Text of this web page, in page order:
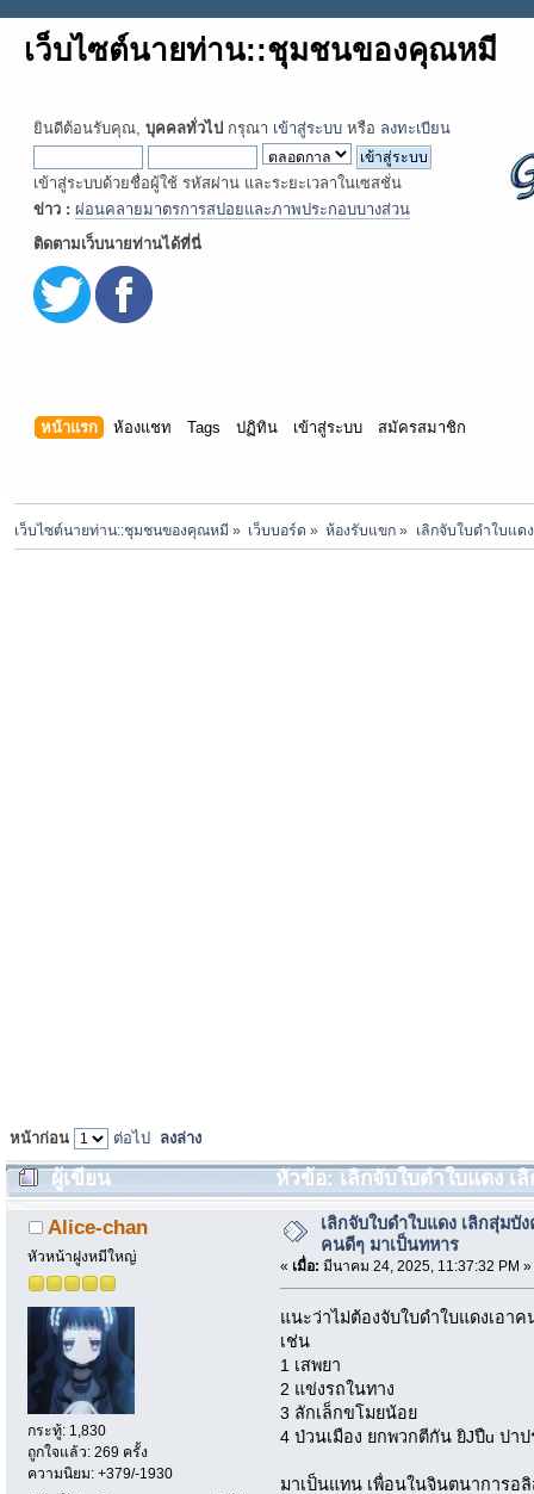
เว็บไซต์นายท่าน::ชุมชนของคุณหมี
ยินดีต้อนรับคุณ, บุคคลทั่วไป กรุณา เข้าสู่ระบบ หรือ ลงทะเบียน
เข้าสู่ระบบด้วยชื่อผู้ใช้ รหัสผ่าน และระยะเวลาในเซสชั่น
ข่าว : ผ่อนคลายมาตรการสปอยและภาพประกอบบางส่วน
ติดตามเว็บนายท่านได้ที่นี่
หน้าแรก ห้องแชท Tags ปฏิทิน เข้าสู่ระบบ สมัครสมาชิก
เว็บไซต์นายท่าน::ชุมชนของคุณหมี » เว็บบอร์ด » ห้องรับแขก » เลิกจับใบดำใบแด
หน้าก่อน ต่อไป ลงล่าง
ผู้เขียน
หัวข้อ: เลิกจับใบดำใบแดง เ
1932 ครั้ง)
Alice-chan
หัวหน้าฝูงหมีใหญ่
กระทู้: 1,830
ถูกใจแล้ว: 269 ครั้ง
ความนิยม: +379/-1930
เลิกจับใบดำใบแดง เลิกสุ่มบัง
คนดีๆ มาเป็นทหาร
« เมื่อ: มีนาคม 24, 2025, 11:37:32 PM »
แนะว่าไม่ต้องจับใบดำใบแดงเอา
เช่น
1 เสพยา
2 แข่งรถในทาง
3 ลักเล็กขโมยน้อย
4 ป่วนเมือง ยกพวกตีกัน ยิJปืu ปา
มาเป็นแทน เพื่อนในจินตนาการอ